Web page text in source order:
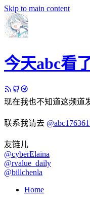
Skip to main content
今天abc看
现在我也不知道这频道
联系我请去
友链儿
@cyberElaina
@rvalue_daily
@billchenla
Home